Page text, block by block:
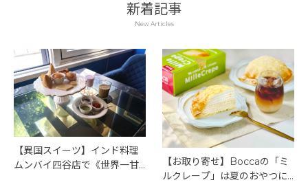
新着記事
New Articles
【異国スイーツ】インド料理
ムンバイ四谷店で《世界一甘
【お取り寄せ】Boccaの「ミ
ルクレープ」は夏のおやつに